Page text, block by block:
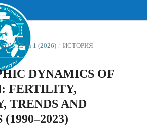
ТОМ 13 № 1 (2026) / ИСТОРИЯ
DYNAMICS OF
FERTILITY,
TRENDS AND